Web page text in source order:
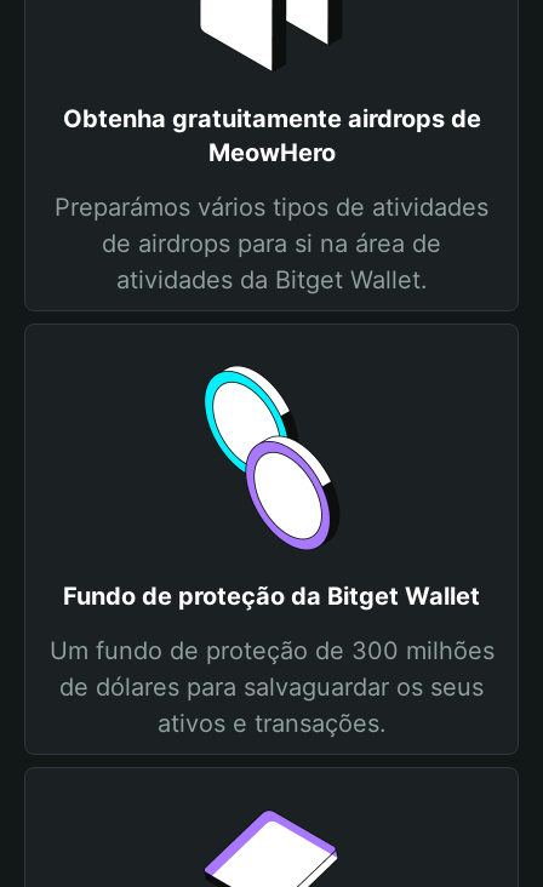
Obtenha gratuitamente airdrops de
MeowHero
Preparámos vários tipos de atividades
de airdrops para si na área de
atividades da Bitget Wallet.
Fundo de proteção da Bitget Wallet
Um fundo de proteção de 300 milhões
de dólares para salvaguardar os seus
ativos e transações.